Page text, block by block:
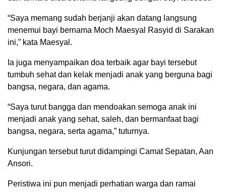
“Saya memang sudah berjanji akan datang langsung
menemui bayi bernama Moch Maesyal Rasyid di Sarakan
ini,” kata Maesyal.
Ia juga menyampaikan doa terbaik agar bayi tersebut
tumbuh sehat dan kelak menjadi anak yang berguna bagi
bangsa, negara, dan agama.
“Saya turut bangga dan mendoakan semoga anak ini
menjadi anak yang sehat, saleh, dan bermanfaat bagi
bangsa, negara, serta agama,” tuturnya.
Kunjungan tersebut turut didampingi Camat Sepatan, Aan
Ansori.
Peristiwa ini pun menjadi perhatian warga dan ramai